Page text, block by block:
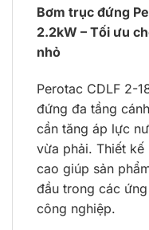
Bơm trục đứng
2.2kW – Tối ưu
nhỏ
Perotac CDLF 2-
đứng đa tầng
cần tăng áp lực
vừa phải. Thiết
cao giúp sản
đầu trong các
công nghiệp.